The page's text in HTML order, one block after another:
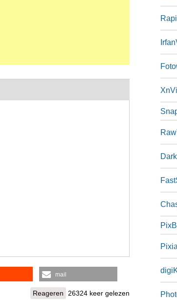
mail
Reageren 26324 keer gelezen
Pixia